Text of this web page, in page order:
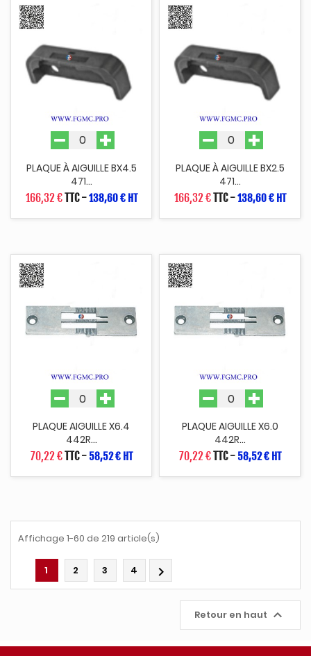
PLAQUE À AIGUILLE BX4.5
471...
166,32 €TTC-138,60 € HT
PLAQUE À AIGUILLE BX2.5
471...
166,32 €TTC-138,60 € HT
PLAQUE AIGUILLE X6.4
442R...
70,22 €TTC- 58,52 € HT
PLAQUE AIGUILLE X6.0
442R...
70,22 €TTC- 58,52 € HT
Affichage 1-60 de 219 article(s)
1 2 3 4 
Retour en haut 